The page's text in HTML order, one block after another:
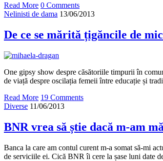
Read More 0 Comments
Nelinisti de dama 13/06/2013
De ce se mărită țigăncile de
One gipsy show despre căsătoriile timpurii în
de viață despre oscilația femeii între educație și
Read More 19 Comments
Diverse 11/06/2013
BNR vrea să știe dacă m-am
Banca la care am contul curent m-a somat să-mi
de serviciile ei. Cică BNR îi cere la șase luni date